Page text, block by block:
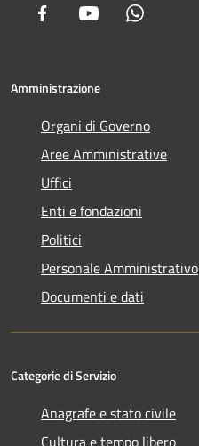
Facebook Youtube
Amministrazione
Organi di Governo
Aree Amministrative
Uffici
Enti e fondazioni
Politici
Personale Amministrativo
Documenti e dati
Categorie di Servizio
Anagrafe e stato civile
Cultura e tempo libero